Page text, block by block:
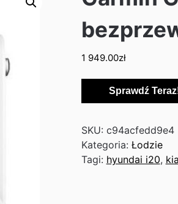
1 949.00zł
Sprawdź
SKU: c94acfedd9e4
Kategoria: Łodzie
Tagi: hyundai i20,